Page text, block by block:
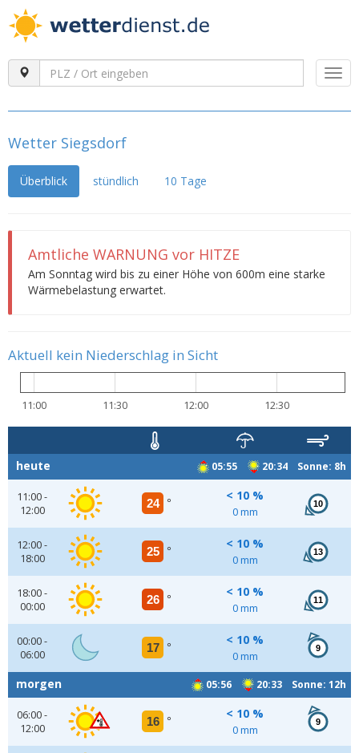
Wetter Siegsdorf
Überblick stündlich 10 Tage
Amtliche WARNUNG vor HITZE
Am Sonntag wird bis zu einer Höhe von 600m eine starke
Wärmebelastung erwartet.
Aktuell kein Niederschlag in Sicht
11:00 11:30 12:00 12:30
05:55 20:34 Sonne: 8h
heute
11:00 -
12:00
24 °
< 10 %
0 mm
10
12:00 -
18:00
25 °
< 10 %
0 mm
13
18:00 -
00:00
26 °
< 10 %
0 mm
11
00:00 -
06:00
17 °
< 10 %
0 mm
9
05:56 20:33 Sonne: 12h
morgen
06:00 -
12:00
16 °
< 10 %
0 mm
9